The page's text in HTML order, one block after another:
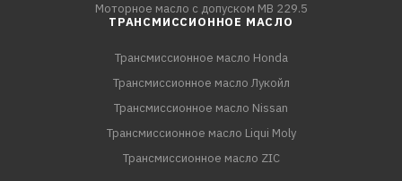
Моторное масло с допуском MB 229.5
ТРАНСМИССИОННОЕ МАСЛО
Трансмиссионное масло Honda
Трансмиссионное масло Лукойл
Трансмиссионное масло Nissan
Трансмиссионное масло Liqui Moly
Трансмиссионное масло ZIC